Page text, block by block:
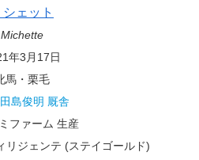
シェット
Michette
年3月17日
馬・栗毛
島俊明 厩舎
ファーム 生産
リジェンテ (ステイゴールド)